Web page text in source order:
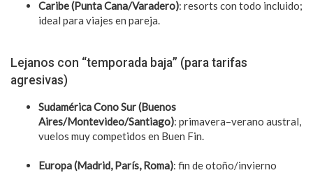
Caribe (Punta Cana/Varadero): resorts con todo incluido;
ideal para viajes en pareja.
Lejanos con “temporada baja” (para tarifas
agresivas)
Sudamérica Cono Sur (Buenos
Aires/Montevideo/Santiago): primavera–verano austral,
vuelos muy competidos en Buen Fin.
Europa (Madrid, París, Roma): fin de otoño/invierno